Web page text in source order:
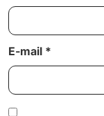
E-mail *